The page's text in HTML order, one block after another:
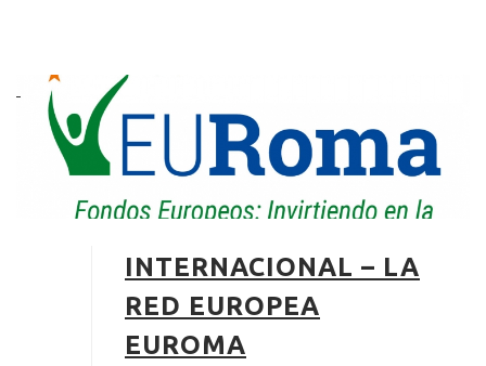
INTERNACIONAL – LA
RED EUROPEA
EUROMA